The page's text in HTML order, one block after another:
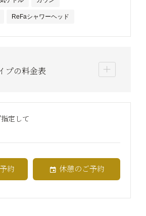
ReFaシャワーヘッド
プの料金表
定して
約 休憩のご予約